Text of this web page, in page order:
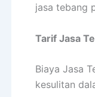
jasa tebang
Tarif Jasa
Biaya Jasa
kesulitan